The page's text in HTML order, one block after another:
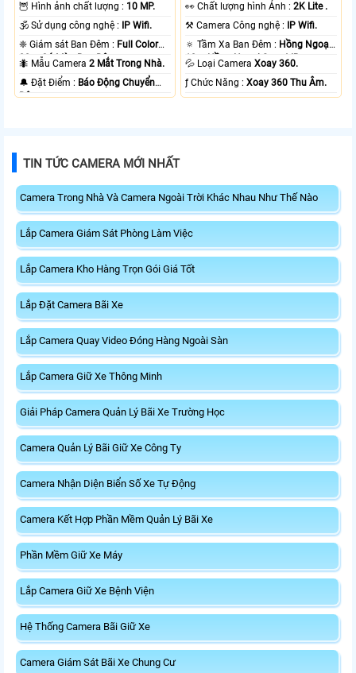
🦉 Hình ảnh chất lượng : 10 MP.
🕉️ Sử dụng công nghệ :
IP Wifi.
❈ Giám sát Ban Đêm : Full Color
20m Có Màu Ban Ðêm.
🐜 Mẫu Camera2 Mắt Trong Nhà.
️🔔 Đặt Điểm : Báo Động Chuyển
Động.
️👀 Chất lượng hình Ảnh :2K Lite .
⚒ Camera Công nghệ :
IP Wifi.
🔅 Tầm Xa Ban Đêm : Hồng Ngoại
10m Hồng Ngoại Smart IR.
💦 Loại CameraXoay 360.
️ƒ Chức Năng :Xoay 360 Thu Âm.
TIN TỨC CAMERA MỚI NHẤT
Camera Trong Nhà Và Camera Ngoài Trời Khác Nhau Như Thế Nào
Lắp Camera Giám Sát Phòng Làm Việc
Lắp Camera Kho Hàng Trọn Gói Giá Tốt
Lắp Đặt Camera Bãi Xe
Lắp Camera Quay Video Đóng Hàng Ngoài Sàn
Lắp Camera Giữ Xe Thông Minh
Giải Pháp Camera Quản Lý Bãi Xe Trường Học
Camera Quản Lý Bãi Giữ Xe Công Ty
Camera Nhận Diện Biển Số Xe Tự Động
Camera Kết Hợp Phần Mềm Quản Lý Bãi Xe
Phần Mềm Giữ Xe Máy
Lắp Camera Giữ Xe Bệnh Viện
Hệ Thống Camera Bãi Giữ Xe
Camera Giám Sát Bãi Xe Chung Cư